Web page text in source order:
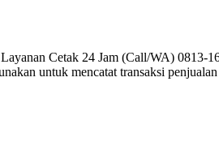
Cetak 24 Jam (Call/WA)
untuk mencatat transaksi